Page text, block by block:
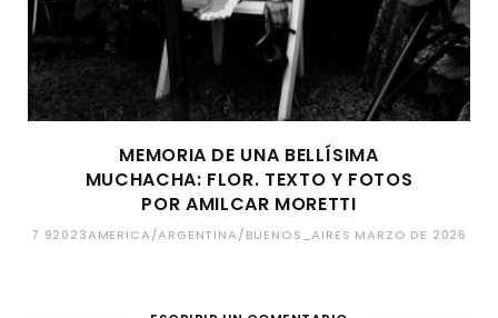
MEMORIA DE UNA BELLÍSIMA
MUCHACHA: FLOR. TEXTO Y FOTOS
POR AMILCAR MORETTI
7 92023AMERICA/ARGENTINA/BUENOS_AIRES MARZO DE 2026